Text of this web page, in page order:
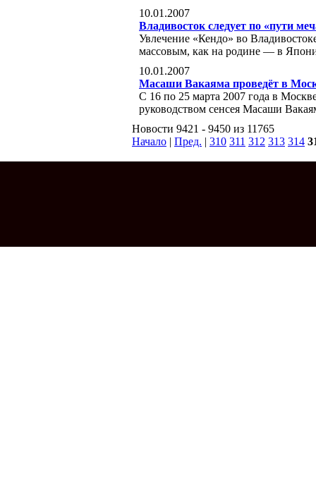
10.01.2007
Владивосток следует по «пути
Увлечение «Кендо» во
массовым, как на родине — в
10.01.2007
Масаши Вакаяма проведёт в
С 16 по 25 марта 2007 года в
руководством сенсея Масаши
Новости 9421 - 9450 из 11765
Начало | Пред. | 310 311 312 313 314